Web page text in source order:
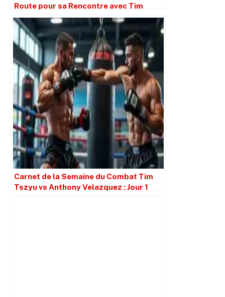
Route pour sa Rencontre avec Tim
Tszyu
Carnet de la Semaine du Combat Tim
Tszyu vs Anthony Velazquez : Jour 1